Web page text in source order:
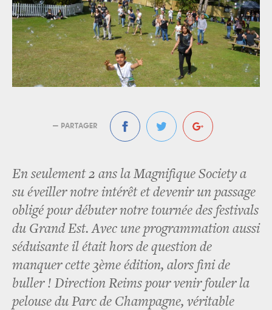
— PARTAGER
En seulement 2 ans la Magnifique Society a
su éveiller notre intérêt et devenir un passage
obligé pour débuter notre tournée des festivals
du Grand Est. Avec une programmation aussi
séduisante il était hors de question de
manquer cette 3ème édition, alors fini de
buller ! Direction Reims pour venir fouler la
pelouse du Parc de Champagne, véritable